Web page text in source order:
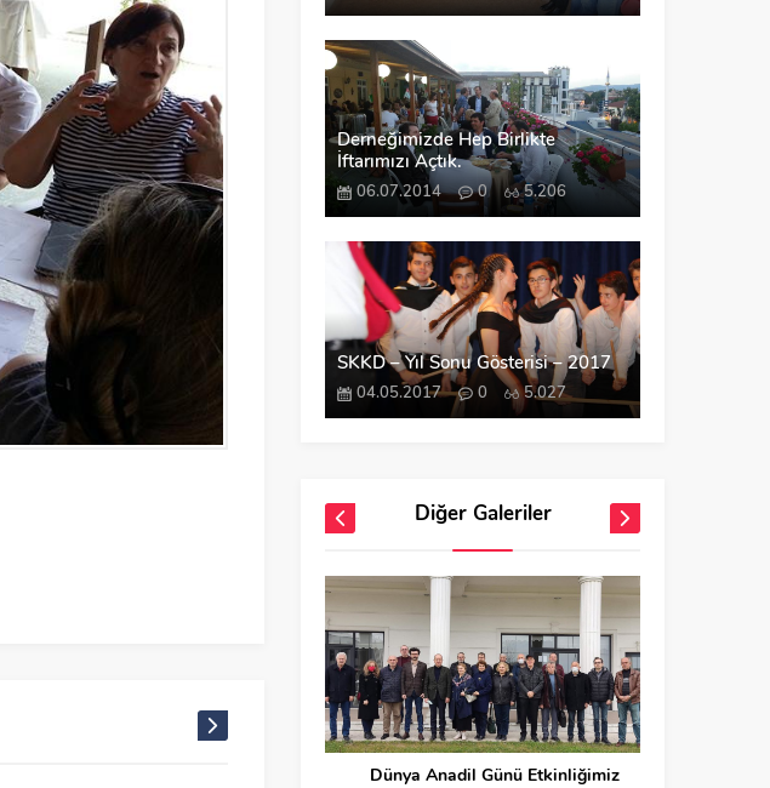
Derneğimizde Hep Birlikte
İftarımızı Açtık.
06.07.2014 0 5.206
SKKD – Yıl Sonu Gösterisi – 2017
04.05.2017 0 5.027
Diğer Galeriler
Dünya Anadil Günü Etkinliğimiz